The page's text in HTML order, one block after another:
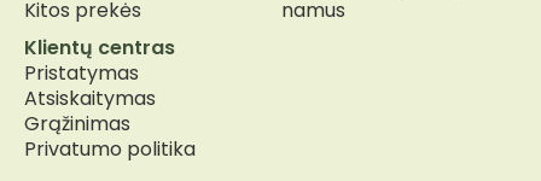
Kitos prekės
namus
Klientų centras
Pristatymas
Atsiskaitymas
Grąžinimas
Privatumo politika